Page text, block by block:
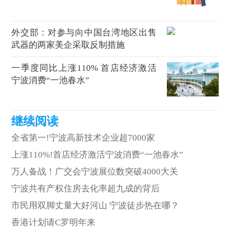
外交部：对参与向中国台湾地区出售
武器的两家美企采取反制措施
一季度同比上涨110% 首店经济激活
宁波消费“一池春水”
全省第一!宁波高新技术企业超7000家
上涨110%!首店经济激活宁波消费“一池春水”
万人备战！广交会宁波展位数突破4000大关
宁波共有产权住房去化率超九成的背后
市民用双脚丈量大好河山 宁波徒步热在哪？
香港计划请C罗明年来